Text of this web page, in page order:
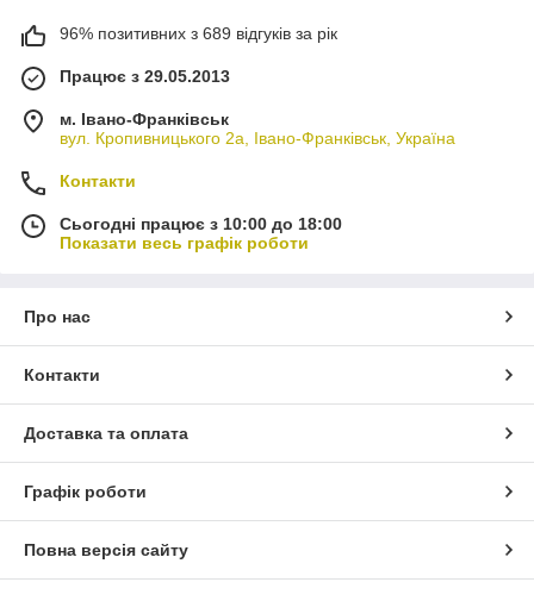
96% позитивних з 689 відгуків за рік
Працює з 29.05.2013
м. Івано-Франківськ
вул. Кропивницького 2а, Івано-Франківськ, Україна
Контакти
Сьогодні працює з 10:00 до 18:00
Показати весь графік роботи
Про нас
Контакти
Доставка та оплата
Графік роботи
Повна версія сайту